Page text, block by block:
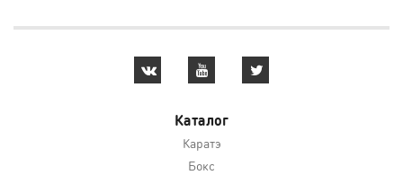
Каталог
Каратэ
Бокс